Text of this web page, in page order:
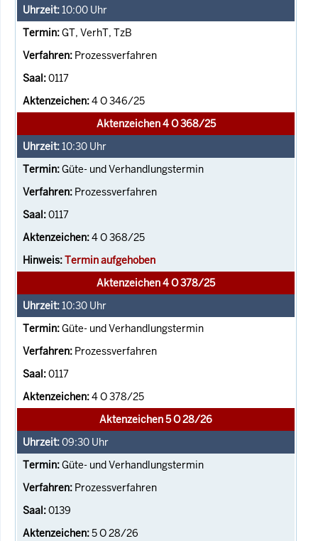
10:00 Uhr
GT, VerhT, TzB
Prozessverfahren
0117
4 O 346/25
Aktenzeichen 4 O 368/25
10:30 Uhr
Güte- und Verhandlungstermin
Prozessverfahren
0117
4 O 368/25
Termin aufgehoben
Aktenzeichen 4 O 378/25
10:30 Uhr
Güte- und Verhandlungstermin
Prozessverfahren
0117
4 O 378/25
Aktenzeichen 5 O 28/26
09:30 Uhr
Güte- und Verhandlungstermin
Prozessverfahren
0139
5 O 28/26